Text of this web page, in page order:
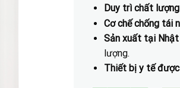
Duy trì chất
Cơ chế chống tái
Sản xuất tại Nhật
lượng.
Thiết bị y tế